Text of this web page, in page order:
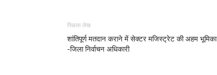
पिछला लेख
शांतिपूर्ण मतदान कराने में सेक्टर मजिस्ट्रेट की अहम भूमिका
-जिला निर्वाचन अधिकारी